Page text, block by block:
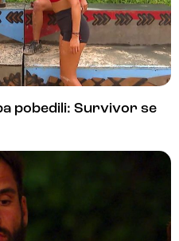
pobedili: Survivor se